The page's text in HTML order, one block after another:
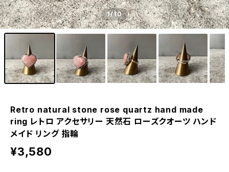
1/10
Retro natural stone rose quartz hand made
ring レトロ アクセサリー 天然石 ローズクオーツ ハンド
メイド リング 指輪
¥3,580